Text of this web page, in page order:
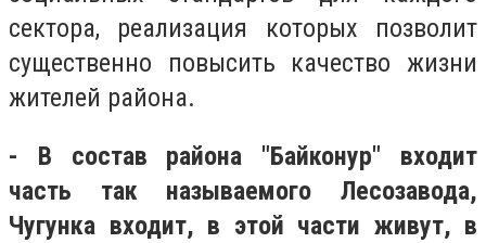
сектора, реализация которых позволит
существенно повысить качество жизни
жителей района.
- В состав района "Байконур" входит
часть так называемого Лесозавода,
Чугунка входит, в этой части живут, в